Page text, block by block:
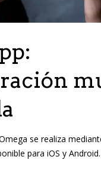
se realiza
para iOS y